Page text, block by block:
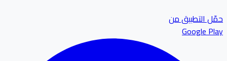
التطبيق من
Google